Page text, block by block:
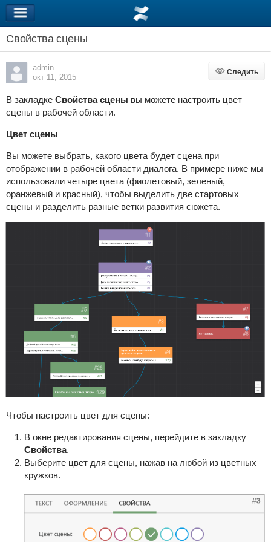
Свойства сцены
admin
окт 11, 2015
Следить
Следить
В закладке Свойства сцены вы можете настроить цвет
сцены в рабочей области.
Цвет сцены
Вы можете выбрать, какого цвета будет сцена при
отображении в рабочей области диалога. В примере ниже мы
использовали четыре цвета (фиолетовый, зеленый,
оранжевый и красный), чтобы выделить две стартовых
сцены и разделить разные ветки развития сюжета.
Чтобы настроить цвет для сцены:
В окне редактирования сцены, перейдите в закладку
Свойства.
Выберите цвет для сцены, нажав на любой из цветных
кружков.